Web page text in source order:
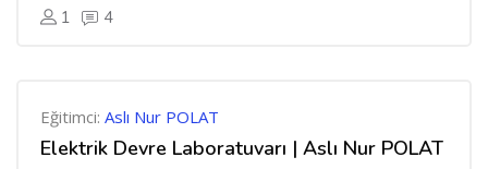
1 4
Eğitimci: Aslı Nur POLAT
Elektrik Devre Laboratuvarı | Aslı Nur POLAT